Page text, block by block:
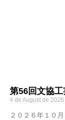
第56回文協
4 de August de 2026
２０２６年１０